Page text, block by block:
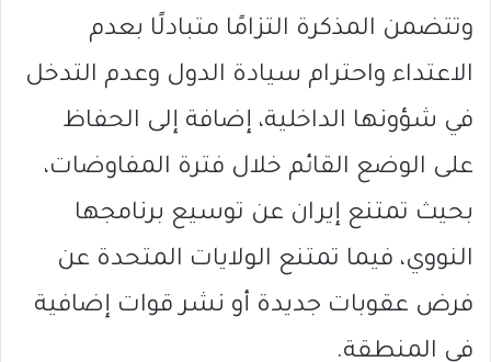
وتتضمن المذكرة التزامًا متبادلًا بعدم
الاعتداء واحترام سيادة الدول وعدم التدخل
في شؤونها الداخلية، إضافة إلى الحفاظ
على الوضع القائم خلال فترة المفاوضات،
بحيث تمتنع إيران عن توسيع برنامجها
النووي، فيما تمتنع الولايات المتحدة عن
فرض عقوبات جديدة أو نشر قوات إضافية
في المنطقة.